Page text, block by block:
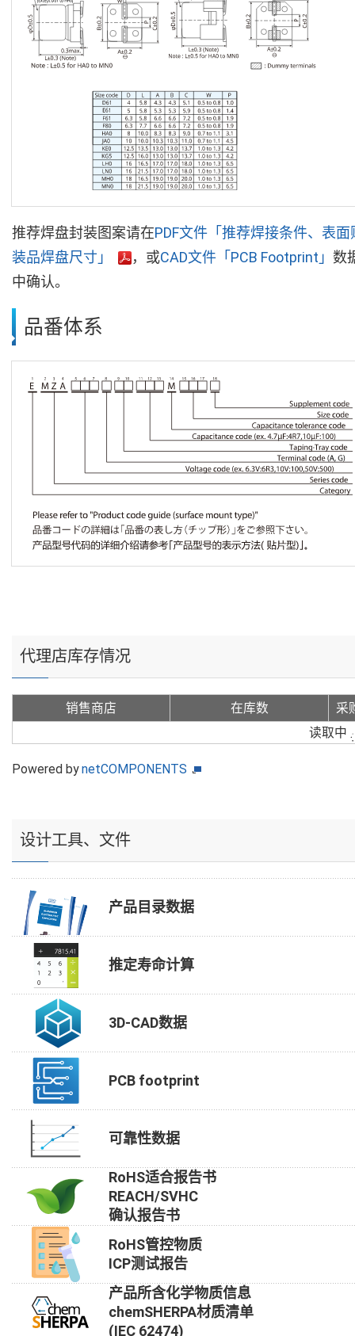
推荐焊盘封装图案请在PDF文件「推荐焊接条件、表面
装品焊盘尺寸」
，或CAD文件「PCB Footprint」 数
中确认。
品番体系
代理店库存情况
销售商店 在库数
采
读取中
Powered bynetCOMPONENTS
设计工具、文件
产品目录数据
推定寿命计算
3D-CAD数据
PCB footprint
可靠性数据
RoHS适合报告书
REACH/SVHC
确认报告书
RoHS管控物质
ICP测试报告
产品所含化学物质信息
chemSHERPA材质清单
(IEC 62474)